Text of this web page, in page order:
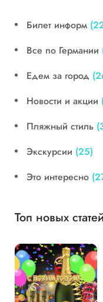
Билет информ
Все по Германии
Едем за город
Новости и акции
Пляжный стиль
Экскурсии (25)
Это интересно
Топ новых статей